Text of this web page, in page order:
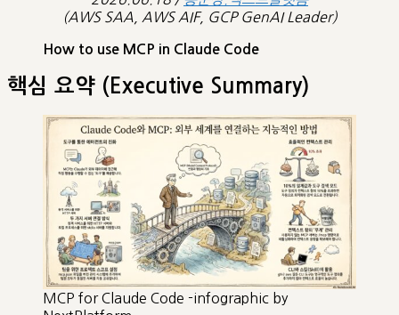
(AWS SAA, AWS AIF, GCP GenAI Leader)
How to use MCP in Claude Code
핵심 요약 (Executive Summary)
MCP for Claude Code -infographic by